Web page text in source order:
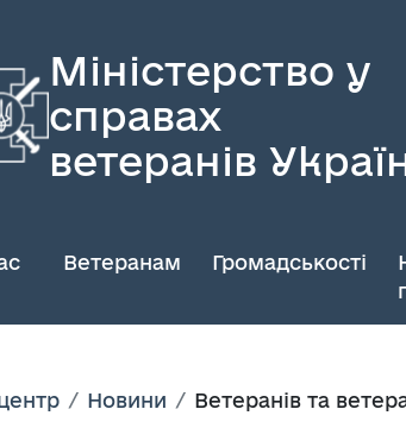
Міністерство у
справах
ветеранів
Ветеранам Громадськості
Новини Ветеранів та